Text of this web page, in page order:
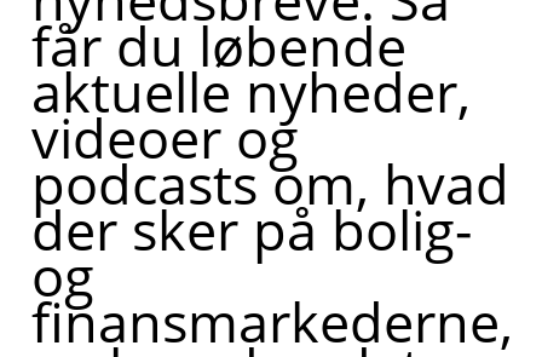
får du løbende
aktuelle nyheder,
videoer og
podcasts om, hvad
der sker på bolig-
og
finansmarkederne,